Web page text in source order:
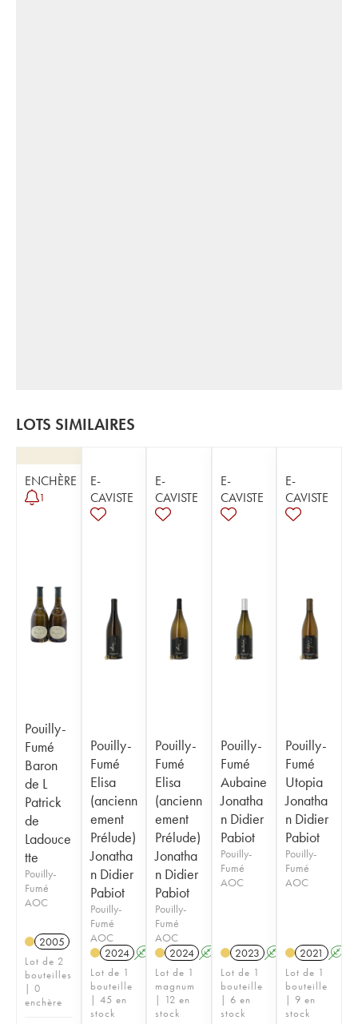
LOTS SIMILAIRES
ENCHÈRE
1
Pouilly-
Fumé
Baron
de L
Patrick
de
Ladouce
tte
Pouilly-
Fumé
AOC
2005
Lot de 2
bouteilles
| 0
enchère
E-
CAVISTE
Pouilly-
Fumé
Elisa
(ancienn
ement
Prélude)
Jonatha
n Didier
Pabiot
Pouilly-
Fumé
AOC
2024 A
Lot de 1
bouteille
| 45 en
stock
E-
CAVISTE
Pouilly-
Fumé
Elisa
(ancienn
ement
Prélude)
Jonatha
n Didier
Pabiot
Pouilly-
Fumé
AOC
2024 A
Lot de 1
magnum
| 12 en
stock
E-
CAVISTE
Pouilly-
Fumé
Aubaine
Jonatha
n Didier
Pabiot
Pouilly-
Fumé
AOC
2023 A
Lot de 1
bouteille
| 6 en
stock
E-
CAVISTE
Pouilly-
Fumé
Utopia
Jonatha
n Didier
Pabiot
Pouilly-
Fumé
AOC
2021 A
Lot de 1
bouteille
| 9 en
stock